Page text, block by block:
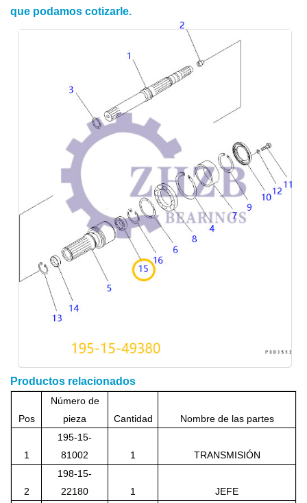
que podamos cotizarle.
Productos relacionados
Pos
Número de
pieza
Cantidad Nombre de las partes
1
195-15-
81002
1 TRANSMISIÓN
2
198-15-
22180
1 JEFE